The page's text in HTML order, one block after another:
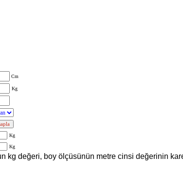
Cm
Kg
Kg
Kg
değeri, boy ölçüsünün metre cinsi değerinin